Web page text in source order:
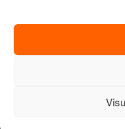
Mobilandia Emilia